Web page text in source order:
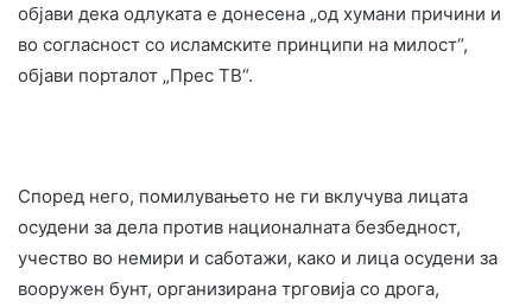
објави дека одлуката е донесена „од хумани причини и
во согласност со исламските принципи на милост“,
објави порталот „Прес ТВ“.
Според него, помилувањето не ги вклучува лицата
осудени за дела против националната безбедност,
учество во немири и саботажи, како и лица осудени за
вооружен бунт, организирана трговија со дрога,